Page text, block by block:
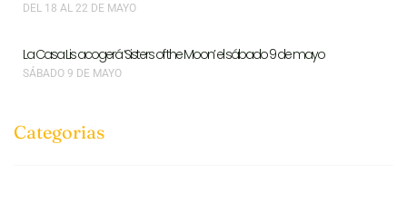
DEL 18 AL 22 DE MAYO
La Casa Lis acogerá ‘Sisters of the Moon’ el sábado 9 de mayo
SÁBADO 9 DE MAYO
Categorias